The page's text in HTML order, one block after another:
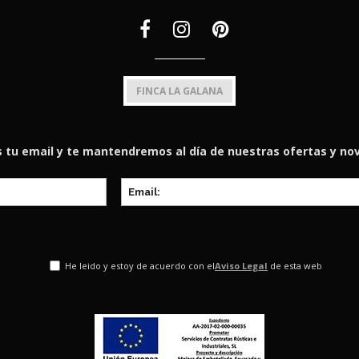
FINCA LA GALANA
tu email y te mantendremos al día de nuestras ofertas y
He leido y estoy de acuerdo con elAviso Legal de esta web